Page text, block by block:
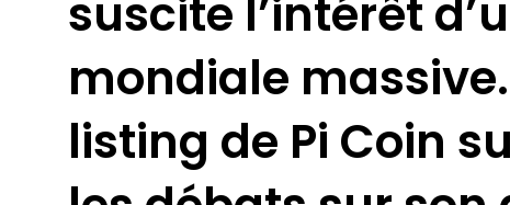
suscite l’intérêt
mondiale
listing de Pi Coin